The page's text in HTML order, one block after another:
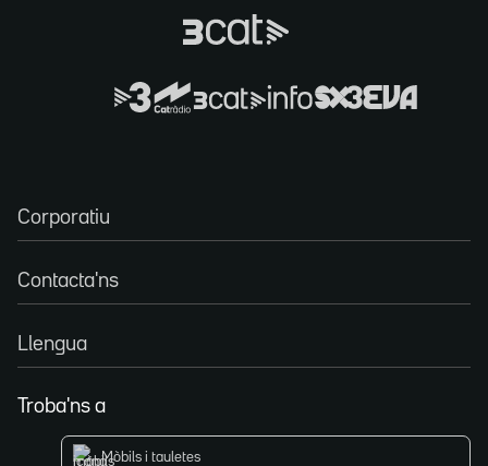
Corporatiu
Contacta'ns
Llengua
Troba'ns a
Mòbils i tauletes